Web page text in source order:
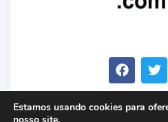
Estamos usando cookies para